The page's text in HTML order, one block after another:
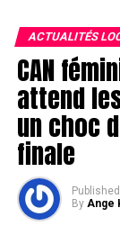
ACTUALITÉS
CAN
attend
un choc
finale
Published
By Ange